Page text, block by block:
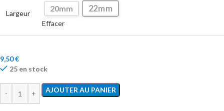
Largeur
20mm 22mm
Effacer
9,50€
25 en stock
AJOUTER AU PANIER